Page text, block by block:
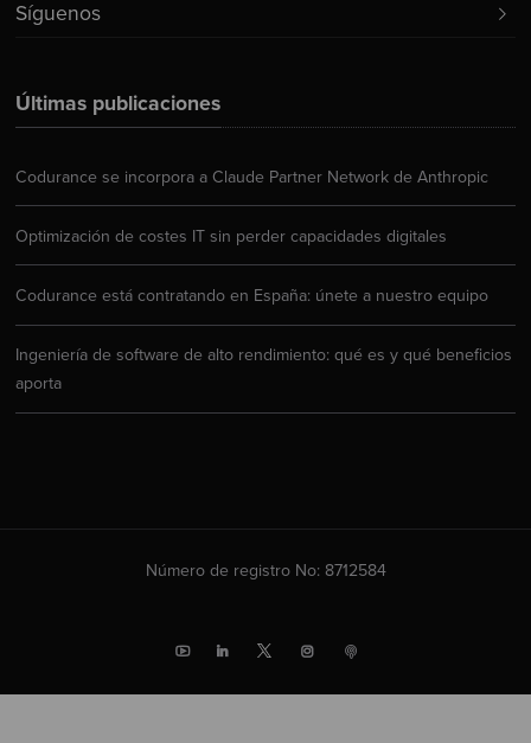
Últimas publicaciones
Codurance se incorpora a Claude Partner Network de Anthropic
Optimización de costes IT sin perder capacidades digitales
Codurance está contratando en España: únete a nuestro equipo
Ingeniería de software de alto rendimiento: qué es y qué beneficios
aporta
Síguenos
Número de registro No: 8712584